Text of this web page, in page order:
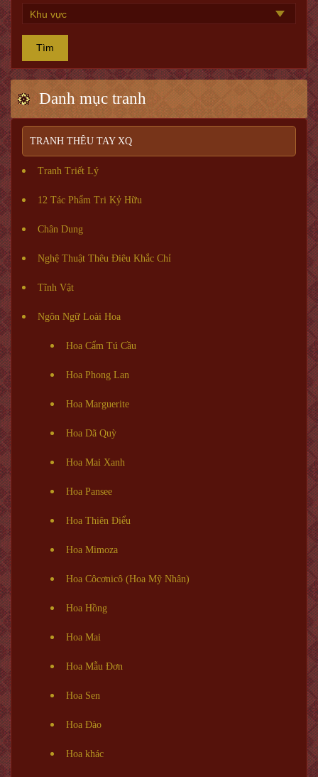
Tìm
Danh mục tranh
TRANH THÊU TAY XQ
Tranh Triết Lý
12 Tác Phẩm Tri Kỷ Hữu
Chân Dung
Nghệ Thuật Thêu Điêu Khắc Chỉ
Tĩnh Vật
Ngôn Ngữ Loài Hoa
Hoa Cẩm Tú Cầu
Hoa Phong Lan
Hoa Marguerite
Hoa Dã Quỳ
Hoa Mai Xanh
Hoa Pansee
Hoa Thiên Điểu
Hoa Mimoza
Hoa Côcơnicô (Hoa Mỹ Nhân)
Hoa Hồng
Hoa Mai
Hoa Mẫu Đơn
Hoa Sen
Hoa Đào
Hoa khác